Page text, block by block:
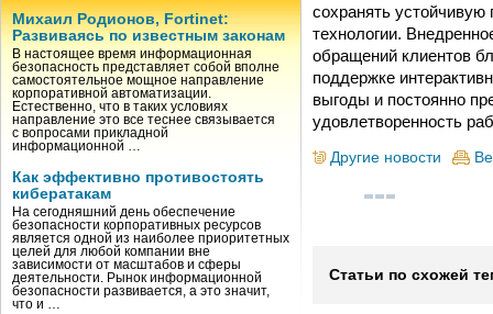
Михаил Родионов, Fortinet:
Развиваясь по известным законам
В настоящее время информационная
безопасность представляет собой вполне
самостоятельное мощное направление
корпоративной автоматизации.
Естественно, что в таких условиях
направление это все теснее связывается
с вопросами прикладной
информационной …
Как эффективно противостоять
кибератакам
На сегодняшний день обеспечение
безопасности корпоративных ресурсов
является одной из наиболее приоритетных
целей для любой компании вне
зависимости от масштабов и сферы
деятельности. Рынок информационной
безопасности развивается, а это значит,
что и …
сохранять
технологии.
обращений клиентов
поддержке
выгоды и постоянно
удовлетворенность
Другие новости
Статьи по схожей